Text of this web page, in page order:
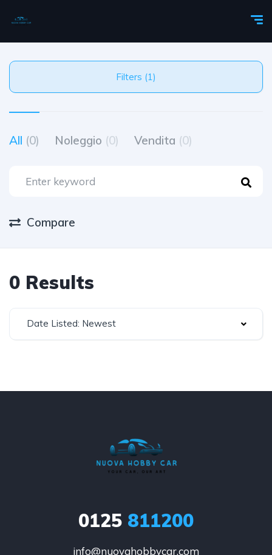
Filters (1)
All (0) Noleggio (0) Vendita (0)
Compare
0 Results
Date Listed: Newest
0125 811200
info@nuovahobbycar.com